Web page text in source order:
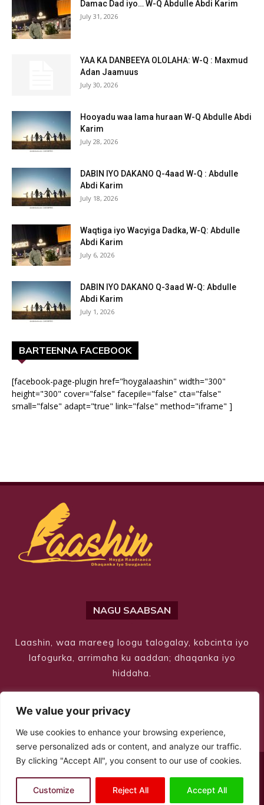
We value your privacy
We use cookies to enhance your browsing experience,
serve personalized ads or content, and analyze our traffic.
By clicking "Accept All", you consent to our use of cookies.
Customize Reject All Accept All
Damac Dad iyo… W-Q Abdulle Abdi Karim
July 31, 2026
YAA KA DANBEEYA OLOLAHA: W-Q : Maxmud
Adan Jaamuus
July 30, 2026
Hooyadu waa lama huraan W-Q Abdulle Abdi
Karim
July 28, 2026
DABIN IYO DAKANO Q-4aad W-Q : Abdulle
Abdi Karim
July 18, 2026
Waqtiga iyo Wacyiga Dadka, W-Q: Abdulle
Abdi Karim
July 6, 2026
DABIN IYO DAKANO Q-3aad W-Q: Abdulle
Abdi Karim
July 1, 2026
BARTEENNA FACEBOOK
[facebook-page-plugin href="hoygalaashin" width="300"
height="300" cover="false" facepile="false" cta="false"
small="false" adapt="true" link="false" method="iframe" ]
NAGU SAABSAN
Laashin, waa mareeg loogu talogalay, kobcinta iyo
lafogurka, arrimaha ku aaddan; dhaqanka iyo
hiddaha.
© Copyright 2026 – Laashin. All Rights Reserved
Site Designed byILEYS INC.